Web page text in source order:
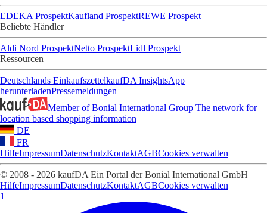
EDEKA ProspektKaufland ProspektREWE Prospekt
Beliebte Händler
Aldi Nord ProspektNetto ProspektLidl Prospekt
Ressourcen
Deutschlands EinkaufszettelkaufDA InsightsApp
herunterladenPressemeldungen
Member of Bonial International Group The network for
location based shopping information
DE
FR
HilfeImpressumDatenschutzKontaktAGBCookies verwalten
© 2008 - 2026 kaufDA Ein Portal der Bonial International GmbH
HilfeImpressumDatenschutzKontaktAGBCookies verwalten
1